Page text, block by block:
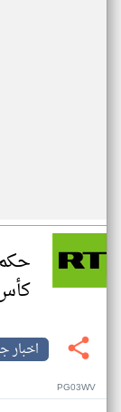
كأس
اخبار
PG03WV